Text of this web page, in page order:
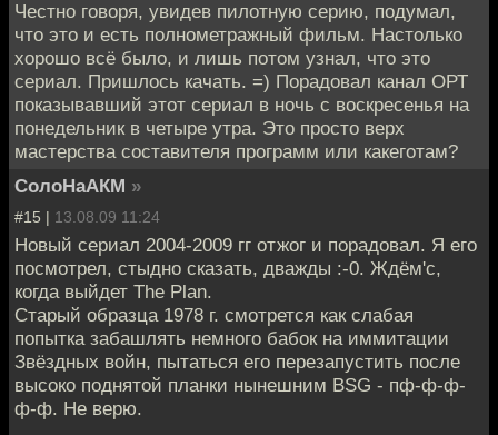
Честно говоря, увидев пилотную серию, подумал,
что это и есть полнометражный фильм. Настолько
хорошо всё было, и лишь потом узнал, что это
сериал. Пришлось качать. =) Порадовал канал ОРТ
показывавший этот сериал в ночь с воскресенья на
понедельник в четыре утра. Это просто верх
мастерства составителя программ или какеготам?
СолоНаАКМ »
#15 | 13.08.09 11:24
Новый сериал 2004-2009 гг отжог и порадовал. Я его
посмотрел, стыдно сказать, дважды :-0. Ждём'c,
когда выйдет The Plan.
Старый образца 1978 г. смотрется как слабая
попытка забашлять немного бабок на иммитации
Звёздных войн, пытаться его перезапустить после
высоко поднятой планки нынешним BSG - пф-ф-ф-
ф-ф. Не верю.